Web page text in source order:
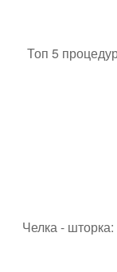
Топ 5
Челка - шторка: